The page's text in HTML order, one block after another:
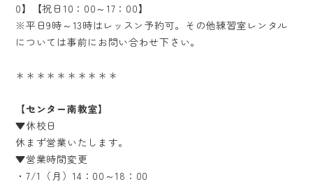
0】【祝日10：00～17：00】
※平日9時～13時はレッスン予約可。その他練習室レンタル
については事前にお問い合わせ下さい。
＊＊＊＊＊＊＊＊＊＊
【センター南教室】
▼休校日
休まず営業いたします。
▼営業時間変更
・7/1（月）14：00～18：00